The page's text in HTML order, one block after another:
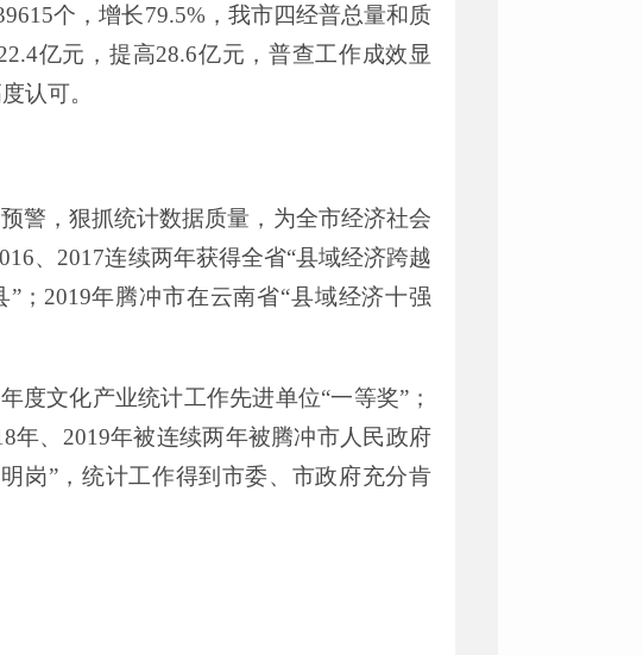
个，增长79.5%， 我市四经普总量和质
亿元 ， 提高28.6亿元 ，普查工作成效显
认可。
警，狠抓统计数据质量，为全市经济社会
、 2017连续两年获得全省“县域经济跨越
”； 2019年腾冲市在云南省“县域经济十强
年度文化产业统计工作先进单位“一等奖” ；
年、 2019年被连续两年被腾冲市人民政府
岗”，统计工作得到市委、市政府充分肯